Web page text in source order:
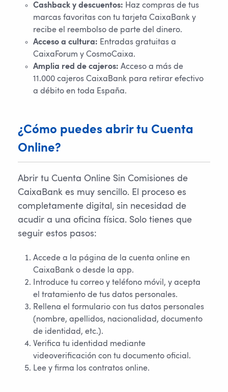
Cashback y descuentos: Haz compras de tus
marcas favoritas con tu tarjeta CaixaBank y
recibe el reembolso de parte del dinero.
Acceso a cultura: Entradas gratuitas a
CaixaForum y CosmoCaixa.
Amplia red de cajeros: Acceso a más de
11.000 cajeros CaixaBank para retirar efectivo
a débito en toda España.
¿Cómo puedes abrir tu Cuenta
Online?
Abrir tu Cuenta Online Sin Comisiones de
CaixaBank es muy sencillo. El proceso es
completamente digital, sin necesidad de
acudir a una oficina física. Solo tienes que
seguir estos pasos:
Accede a la página de la cuenta online en
CaixaBank o desde la app.
Introduce tu correo y teléfono móvil, y acepta
el tratamiento de tus datos personales.
Rellena el formulario con tus datos personales
(nombre, apellidos, nacionalidad, documento
de identidad, etc.).
Verifica tu identidad mediante
videoverificación con tu documento oficial.
Lee y firma los contratos online.